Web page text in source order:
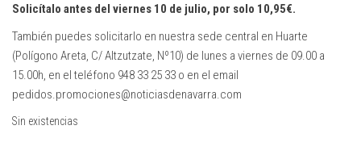
Solicítalo antes del viernes 10 de julio, por solo 10,95€.
También puedes solicitarlo en nuestra sede central en Huarte
(Polígono Areta, C/ Altzutzate, Nº10) de lunes a viernes de 09.00 a
15.00h, en el teléfono 948 33 25 33 o en el email
pedidos.promociones@noticiasdenavarra.com
Sin existencias